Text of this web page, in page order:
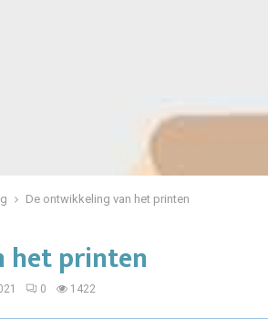
De ontwikkeling van het printen
het printen
0 1422